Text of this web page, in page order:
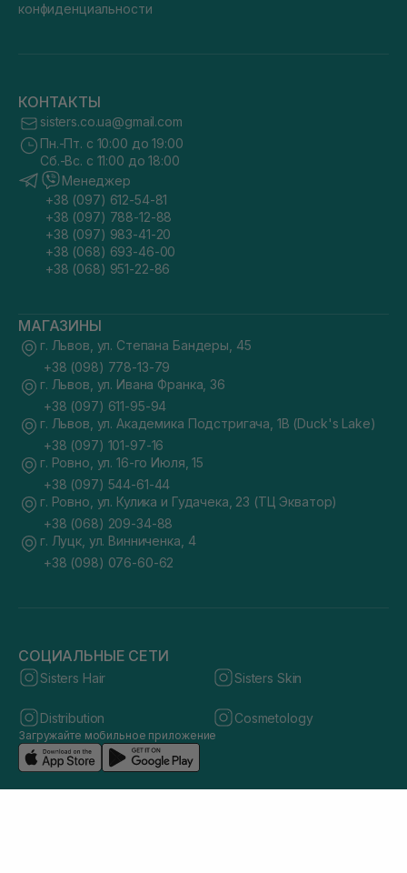
конфиденциальности
КОНТАКТЫ
sisters.co.ua@gmail.com
Пн.-Пт. с 10:00 до 19:00
Сб.-Вс. с 11:00 до 18:00
Менеджер
+38 (097) 612-54-81
+38 (097) 788-12-88
+38 (097) 983-41-20
+38 (068) 693-46-00
+38 (068) 951-22-86
МАГАЗИНЫ
г. Львов, ул. Степана Бандеры, 45
+38 (098) 778-13-79
г. Львов, ул. Ивана Франка, 36
+38 (097) 611-95-94
г. Львов, ул. Академика Подстригача, 1В (Duck's Lake)
+38 (097) 101-97-16
г. Ровно, ул. 16-го Июля, 15
+38 (097) 544-61-44
г. Ровно, ул. Кулика и Гудачека, 23 (ТЦ Экватор)
+38 (068) 209-34-88
г. Луцк, ул. Винниченка, 4
+38 (098) 076-60-62
СОЦИАЛЬНЫЕ СЕТИ
Sisters Hair Sisters Skin
Distribution Cosmetology
Загружайте мобильное приложение